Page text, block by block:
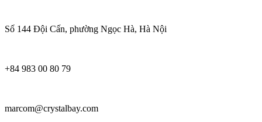
Số 144 Đội Cấn, phường Ngọc Hà, Hà Nội
+84 983 00 80 79
marcom@crystalbay.com